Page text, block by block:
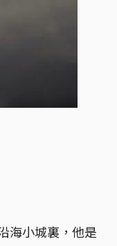
海小城裏，他是